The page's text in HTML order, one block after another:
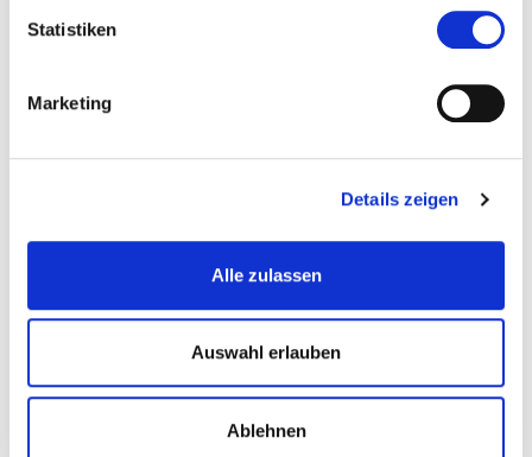
Statistiken
Marketing
Details zeigen
Alle zulassen
Auswahl erlauben
Ablehnen
© Volker Gottwald, Idstein